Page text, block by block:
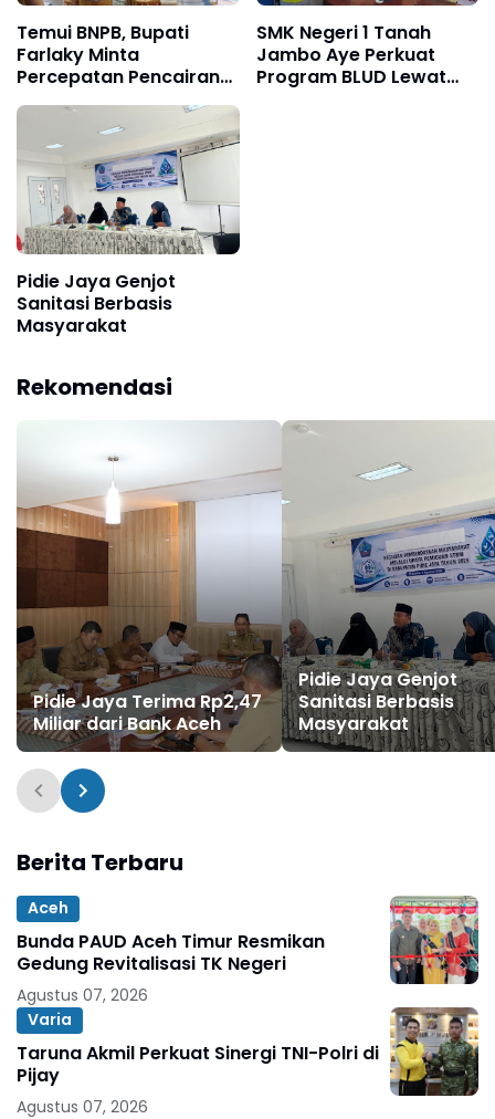
Temui BNPB, Bupati
Farlaky Minta
Percepatan Pencairan
Dana Stimulan Tahap II
bagi Korban Banjir
SMK Negeri 1 Tanah
Jambo Aye Perkuat
Program BLUD Lewat
Pidie Jaya Genjot
Sanitasi Berbasis
Masyarakat
Rekomendasi
Pidie Jaya Terima Rp2,47
Miliar dari Bank Aceh
Pidie Jaya Genjot
Sanitasi Berbasis
Masyarakat
Berita Terbaru
Aceh
Bunda PAUD Aceh Timur Resmikan
Gedung Revitalisasi TK Negeri
Agustus 07, 2026
Varia
Taruna Akmil Perkuat Sinergi TNI-Polri di
Pijay
Agustus 07, 2026